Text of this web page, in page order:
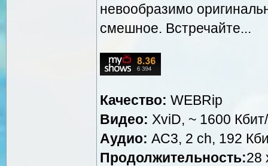
невообразимо
смешное. Встречайте...
Качество: WEBRip
Видео: XviD, ~ 1600
Аудио: AC3, 2 ch, 192
Продолжительность:28